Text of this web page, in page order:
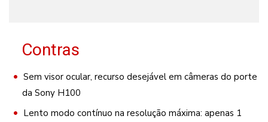
Contras
Sem visor ocular, recurso desejável em câmeras do porte
da Sony H100
Lento modo contínuo na resolução máxima: apenas 1